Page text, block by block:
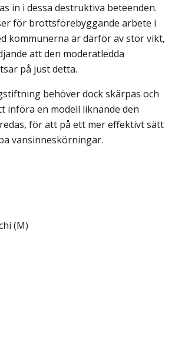
in i dessa destruktiva beteenden.
för brottsförebyggande arbete i
kommunerna är därför av stor vikt,
att den moderatledda
på just detta.
behöver dock skärpas och
införa en modell liknande den
för att på ett mer effektivt sätt
vansinneskörningar.
(M)